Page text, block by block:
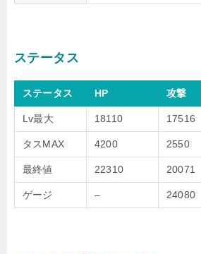
ステータス
ステータス HP 攻撃
Lv最大 18110 17516
タスMAX 4200 2550
最終値 22310 20071
ゲージ – 24080